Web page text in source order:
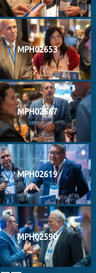
MPH02653
MPH02667
MPH02619
MPH02590